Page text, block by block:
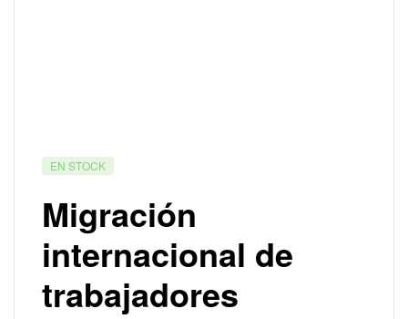
EN STOCK
Migración
internacional de
trabajadores